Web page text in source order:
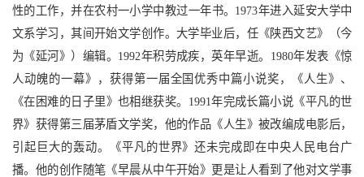
性的工作，并在农村一小学中教过一年书。1973年进入延安大学中
文系学习，其间开始文学创作。大学毕业后，任《陕西文艺》（今
为《延河》）编辑。1992年积劳成疾，英年早逝。1980年发表《惊
人动魄的一幕》，获得第一届全国优秀中篇小说奖，《人生》、
《在困难的日子里》也相继获奖。1991年完成长篇小说《平凡的世
界》获得第三届茅盾文学奖，他的作品《人生》被改编成电影后，
引起巨大的轰动。《平凡的世界》还未完成即在中央人民电台广
播。他的创作随笔《早晨从中午开始》更是让人看到了他对文学事